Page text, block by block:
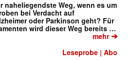
naheliegendste Weg, wenn es um
bei Verdacht auf
oder Parkinson geht? Für
wird dieser Weg bereits …
mehr➔
Leseprobe |Abo